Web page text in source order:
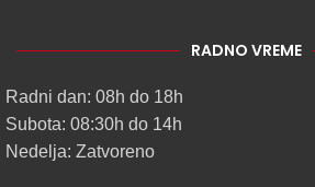
RADNO VREME
Radni dan: 08h do 18h
Subota: 08:30h do 14h
Nedelja: Zatvoreno